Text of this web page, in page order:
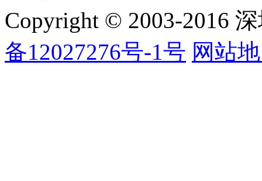
Copyright © 2003-2016
备12027276号-1号 网站